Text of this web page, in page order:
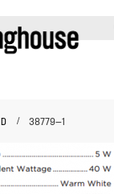
38779—1